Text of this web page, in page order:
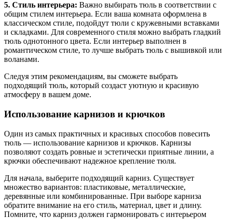
5. Стиль интерьера: Важно выбирать тюль в соответствии с
общим стилем интерьера. Если ваша комната оформлена в
классическом стиле, подойдут тюли с кружевными вставками
и складками. Для современного стиля можно выбрать гладкий
тюль однотонного цвета. Если интерьер выполнен в
романтическом стиле, то лучше выбрать тюль с вышивкой или
воланами.
Следуя этим рекомендациям, вы сможете выбрать
подходящий тюль, который создаст уютную и красивую
атмосферу в вашем доме.
Использование карнизов и крючков
Один из самых практичных и красивых способов повесить
тюль — использование карнизов и крючков. Карнизы
позволяют создать ровные и эстетически приятные линии, а
крючки обеспечивают надежное крепление тюля.
Для начала, выберите подходящий карниз. Существует
множество вариантов: пластиковые, металлические,
деревянные или комбинированные. При выборе карниза
обратите внимание на его стиль, материал, цвет и длину.
Помните, что карниз должен гармонировать с интерьером